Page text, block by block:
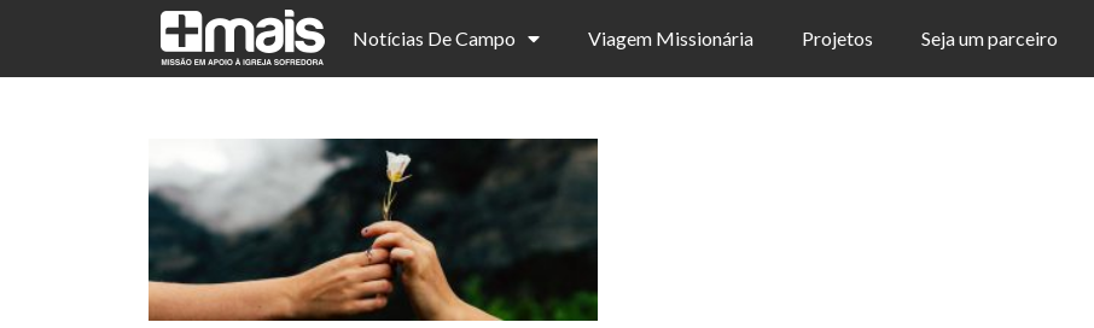
Notícias De Campo Viagem Missionária Projetos Seja um parceiro